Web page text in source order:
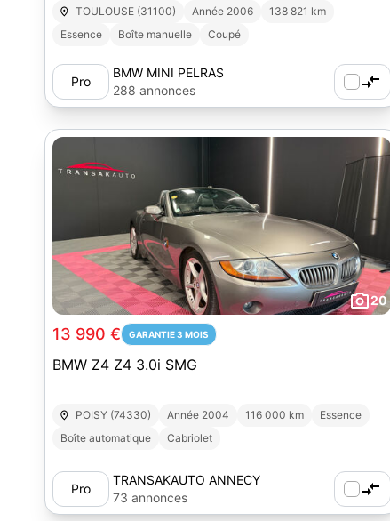
TOULOUSE (31100) Année 2006
138 821 km
Essence
Boîte manuelle Coupé
Pro
BMW MINI PELRAS
288 annonces
20
13 990 € GARANTIE 3 MOIS
BMW Z4 Z4 3.0i SMG
POISY (74330) Année 2004 116 000 km
Essence
Boîte automatique
Cabriolet
Pro
TRANSAKAUTO ANNECY
73 annonces